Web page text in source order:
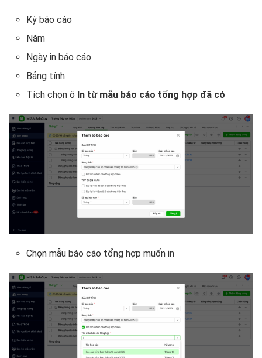
Kỳ báo cáo
Năm
Ngày in báo cáo
Bảng tính
Tích chọn ô In từ mẫu báo cáo tổng hợp đã có
Chọn mẫu báo cáo tổng hợp muốn in